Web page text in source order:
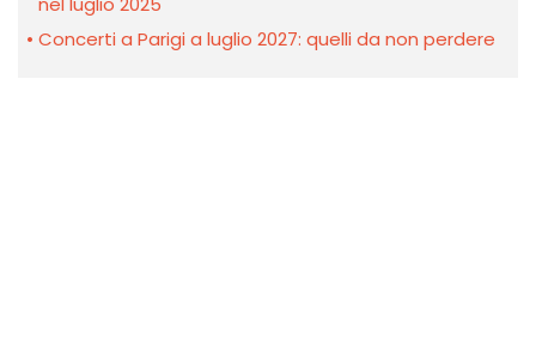
Concerti a Parigi a luglio 2027: quelli da non perdere